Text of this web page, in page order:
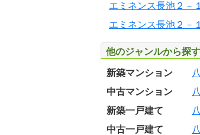
エミネンス長池２－
エミネンス長池２－
他のジャンルから探す
新築マンション
中古マンション
新築一戸建て
中古一戸建て